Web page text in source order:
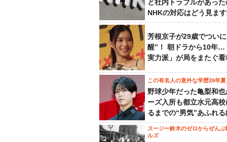
と社内トラブルがあっ
NHKの対応はどう見ま
芳根京子が29歳でつい
醒”！ 朝ドラから10年…
実力派」が局をまたぐ
この有名人の意外な学歴26年夏
野球少年だった亀梨和
ーズ入所も都立水元高
るまでの“男気”あふれ
スージー鈴木のゼロからぜん
ルズ